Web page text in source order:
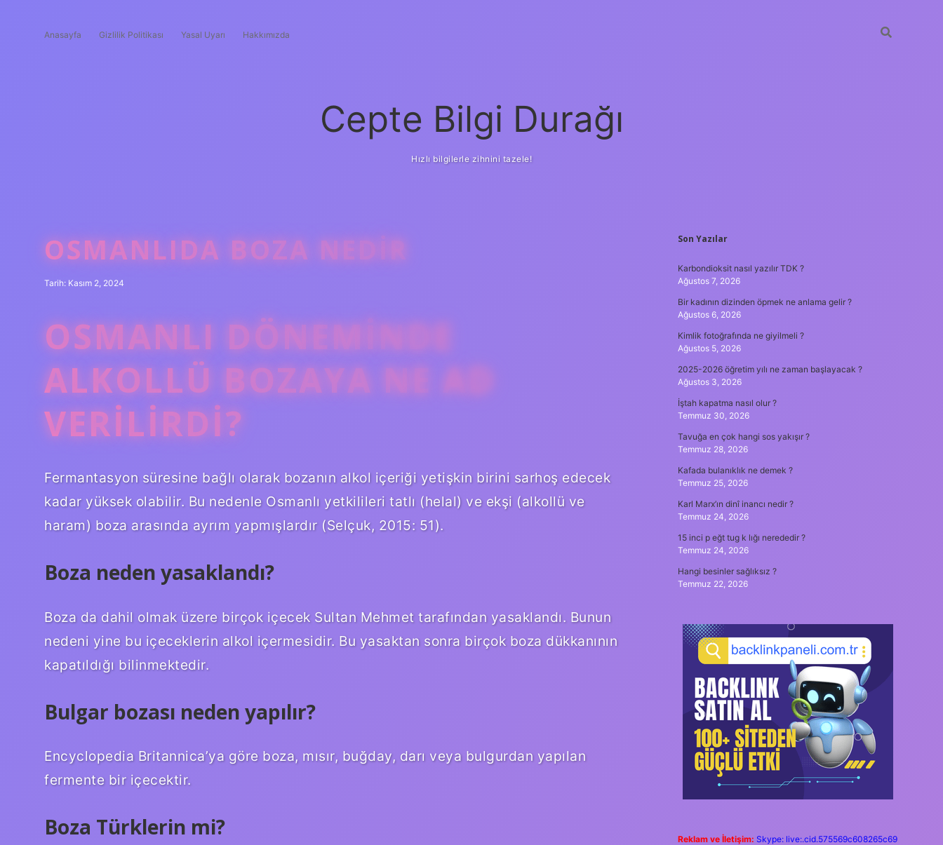
Anasayfa Gizlilik Politikası Yasal Uyarı Hakkımızda
Cepte Bilgi Durağı
Hızlı bilgilerle zihnini tazele!
OSMANLIDA BOZA NEDIR
Tarih: Kasım 2, 2024
OSMANLI DÖNEMINDE
ALKOLLÜ BOZAYA NE AD
VERILIRDI?
Fermantasyon süresine bağlı olarak bozanın alkol içeriği yetişkin birini sarhoş edecek
kadar yüksek olabilir. Bu nedenle Osmanlı yetkilileri tatlı (helal) ve ekşi (alkollü ve
haram) boza arasında ayrım yapmışlardır (Selçuk, 2015: 51).
Boza neden yasaklandı?
Boza da dahil olmak üzere birçok içecek Sultan Mehmet tarafından yasaklandı. Bunun
nedeni yine bu içeceklerin alkol içermesidir. Bu yasaktan sonra birçok boza dükkanının
kapatıldığı bilinmektedir.
Bulgar bozası neden yapılır?
Encyclopedia Britannica’ya göre boza, mısır, buğday, darı veya bulgurdan yapılan
fermente bir içecektir.
Boza Türklerin mi?
SIDEBAR
Son Yazılar
Karbondioksit nasıl yazılır TDK ?
Ağustos 7, 2026
Bir kadının dizinden öpmek ne anlama gelir ?
Ağustos 6, 2026
Kimlik fotoğrafında ne giyilmeli ?
Ağustos 5, 2026
2025-2026 öğretim yılı ne zaman başlayacak ?
Ağustos 3, 2026
İştah kapatma nasıl olur ?
Temmuz 30, 2026
Tavuğa en çok hangi sos yakışır ?
Temmuz 28, 2026
Kafada bulanıklık ne demek ?
Temmuz 25, 2026
Karl Marx’ın dinî inancı nedir ?
Temmuz 24, 2026
15 inci p eğt tug k lığı nerededir ?
Temmuz 24, 2026
Hangi besinler sağlıksız ?
Temmuz 22, 2026
Reklam ve İletişim: Skype: live:.cid.575569c608265c69